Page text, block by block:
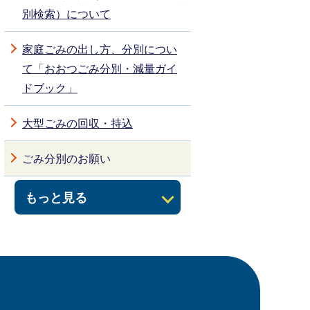
別検索）について
家庭ごみの出し方、分別につい
て「おおつごみ分別・減量ガイ
ドブック」
もっと見る
大型ごみの回収・持込
ごみ分別のお願い